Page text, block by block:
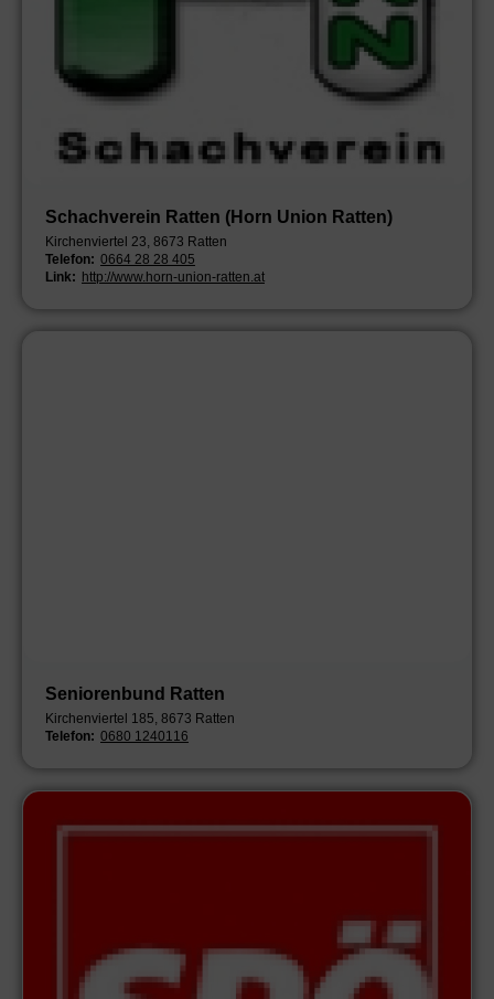
Schachverein Ratten (Horn Union Ratten)
Kirchenviertel 23, 8673 Ratten
Telefon: 0664 28 28 405
Link: http://www.horn-union-ratten.at
Seniorenbund Ratten
Kirchenviertel 185, 8673 Ratten
Telefon: 0680 1240116